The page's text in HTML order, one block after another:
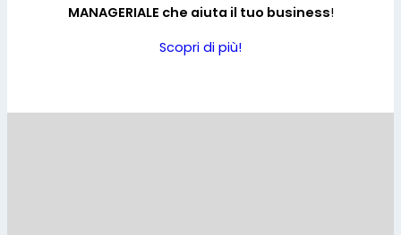
MANAGERIALE che aiuta il tuo business!
Scopri di più!